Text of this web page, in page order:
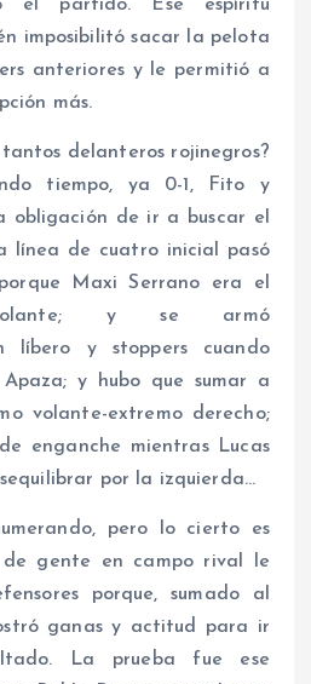
el partido. Ese espíritu
imposibilitó sacar la pelota
anteriores y le permitió a
más.
delanteros rojinegros?
tiempo, ya 0-1, Fito y
obligación de ir a buscar el
línea de cuatro inicial pasó
Maxi Serrano era el
volante; y se armó
líbero y stoppers cuando
y hubo que sumar a
volante-extremo derecho;
enganche mientras Lucas
por la izquierda…
pero lo cierto es
de gente en campo rival le
porque, sumado al
ganas y actitud para ir
La prueba fue ese